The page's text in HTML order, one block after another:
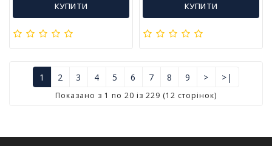
КУПИТИ КУПИТИ
1 2 3 4 5 6 7 8 9 > >|
Показано з 1 по 20 із 229 (12 сторінок)